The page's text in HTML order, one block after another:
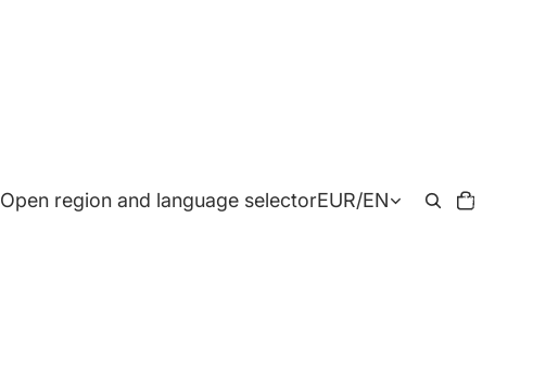
Open region and language selectorEUR/EN
items
in